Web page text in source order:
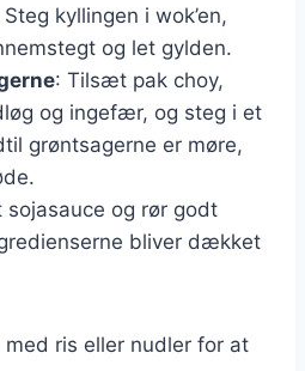
Steg kyllingen i wok’en,
og let gylden.
: Tilsæt pak choy,
og ingefær, og steg i et
grøntsagerne er møre,
og rør godt
bliver dækket
med ris eller nudler for at